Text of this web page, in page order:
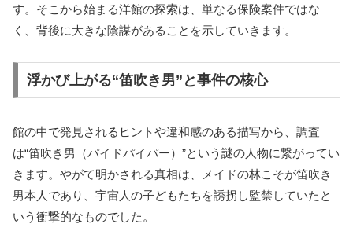
す。そこから始まる洋館の探索は、単なる保険案件ではな
く、背後に大きな陰謀があることを示していきます。
浮かび上がる“笛吹き男”と事件の核心
館の中で発見されるヒントや違和感のある描写から、調査
は“笛吹き男（パイドパイパー）”という謎の人物に繋がってい
きます。やがて明かされる真相は、メイドの林こそが笛吹き
男本人であり、宇宙人の子どもたちを誘拐し監禁していたと
いう衝撃的なものでした。